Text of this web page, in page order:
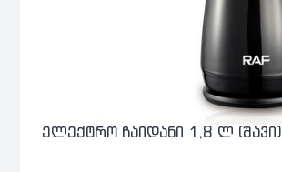
ელექტრო ჩაიდანი 1,8 ლ (შავი)